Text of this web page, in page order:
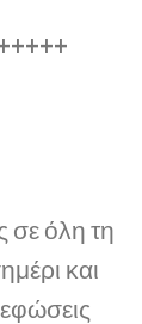
σε όλη τη
και